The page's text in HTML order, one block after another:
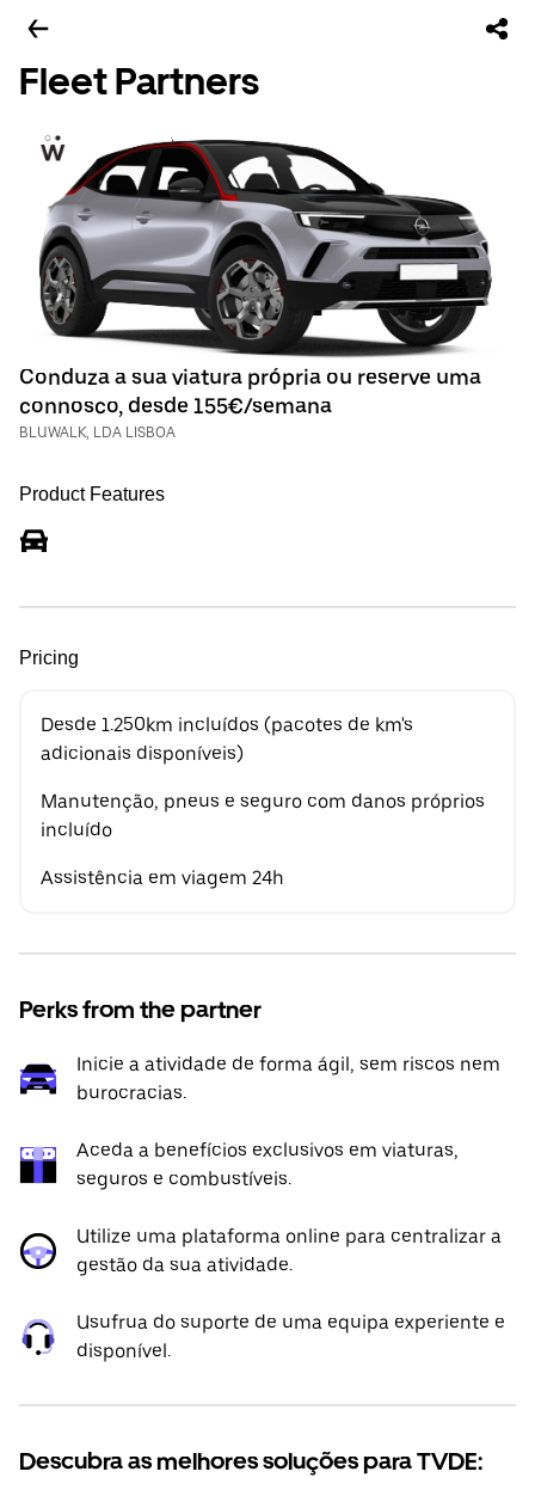
Fleet Partners
Conduza a sua viatura própria ou reserve uma
connosco, desde 155€/semana
BLUWALK, LDA LISBOA
Product Features
Pricing
Desde 1.250km incluídos (pacotes de km's
adicionais disponíveis)
Manutenção, pneus e seguro com danos próprios
incluído
Assistência em viagem 24h
Perks from the partner
Inicie a atividade de forma ágil, sem riscos nem
burocracias.
Aceda a benefícios exclusivos em viaturas,
seguros e combustíveis.
Utilize uma plataforma online para centralizar a
gestão da sua atividade.
Usufrua do suporte de uma equipa experiente e
disponível.
Descubra as melhores soluções para TVDE: